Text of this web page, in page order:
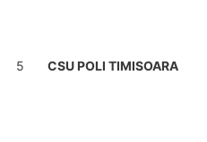
5 CSU POLI TIMISOARA